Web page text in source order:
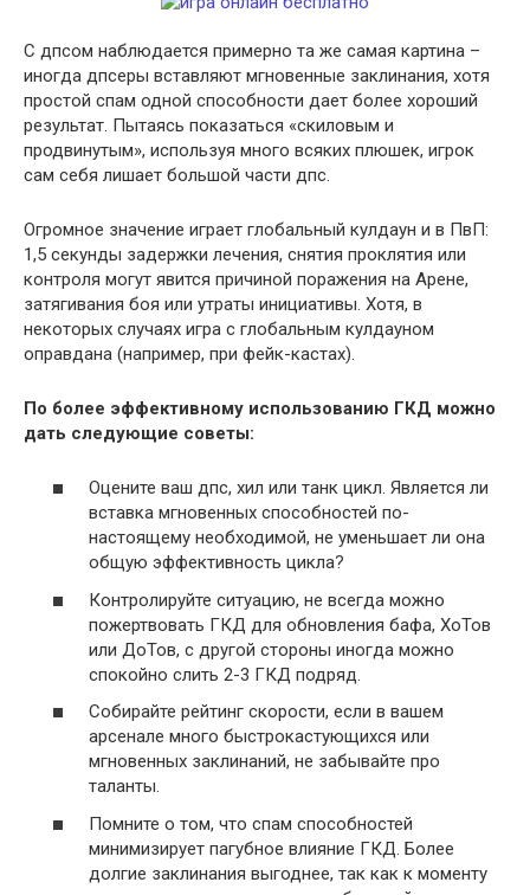
С дпсом наблюдается примерно та же самая картина –
иногда дпсеры вставляют мгновенные заклинания, хотя
простой спам одной способности дает более хороший
результат. Пытаясь показаться «скиловым и
продвинутым», используя много всяких плюшек, игрок
сам себя лишает большой части дпс.
Огромное значение играет глобальный кулдаун и в ПвП:
1,5 секунды задержки лечения, снятия проклятия или
контроля могут явится причиной поражения на Арене,
затягивания боя или утраты инициативы. Хотя, в
некоторых случаях игра с глобальным кулдауном
оправдана (например, при фейк-кастах).
По более эффективному использованию ГКД можно
дать следующие советы:
Оцените ваш дпс, хил или танк цикл. Является ли
вставка мгновенных способностей по-
настоящему необходимой, не уменьшает ли она
общую эффективность цикла?
Контролируйте ситуацию, не всегда можно
пожертвовать ГКД для обновления бафа, ХоТов
или ДоТов, с другой стороны иногда можно
спокойно слить 2-3 ГКД подряд.
Собирайте рейтинг скорости, если в вашем
арсенале много быстрокастующихся или
мгновенных заклинаний, не забывайте про
таланты.
Помните о том, что спам способностей
минимизирует пагубное влияние ГКД. Более
долгие заклинания выгоднее, так как к моменту